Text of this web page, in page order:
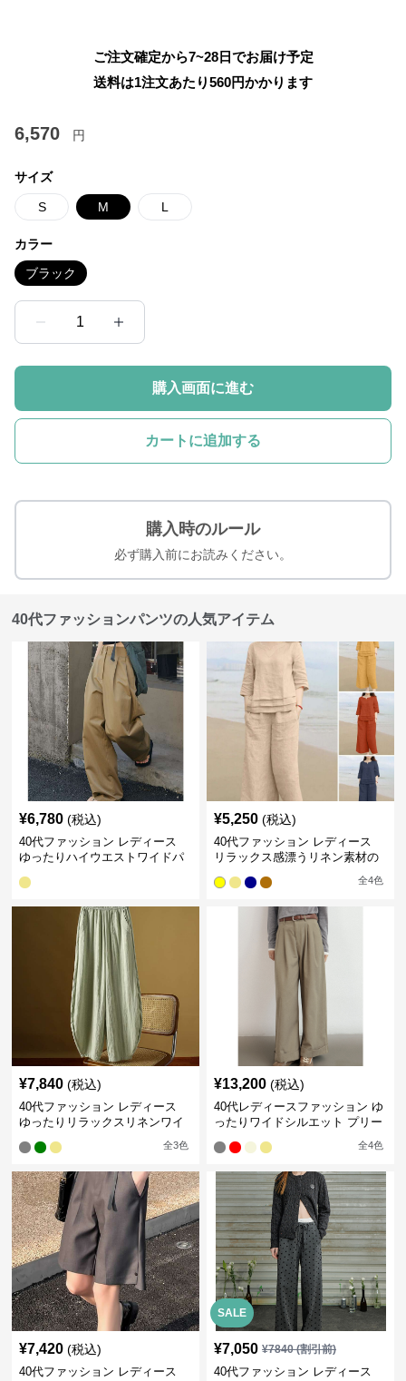
ご注文確定から7~28日でお届け予定
送料は1注文あたり560円かかります
6,570 円
サイズ
S M L
カラー
ブラック
1
購入画面に進む
カートに追加する
購入時のルール
必ず購入前にお読みください。
40代ファッションパンツの人気アイテム
¥6,780 (税込)
40代ファッション レディース
ゆったりハイウエストワイドパ
¥5,250 (税込)
40代ファッション レディース
リラックス感漂うリネン素材の
全4色
¥7,840 (税込)
40代ファッション レディース
ゆったりリラックスリネンワイ
全3色
¥13,200 (税込)
40代レディースファッション ゆ
ったりワイドシルエット プリー
全4色
¥7,420 (税込)
40代ファッション レディース
SALE
¥7,050 ¥7840(割引前)
40代ファッション レディース